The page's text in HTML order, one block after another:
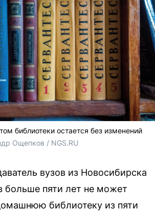
библиотеки остается без изменений
Ощепков / NGS.RU
вузов из Новосибирска
больше пяти лет не может
библиотеку из пяти